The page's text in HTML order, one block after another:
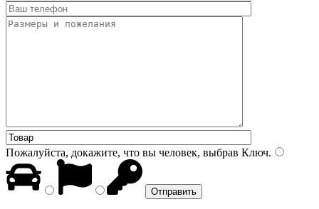
Пожалуйста, докажите, что вы человек, выбрав Ключ.